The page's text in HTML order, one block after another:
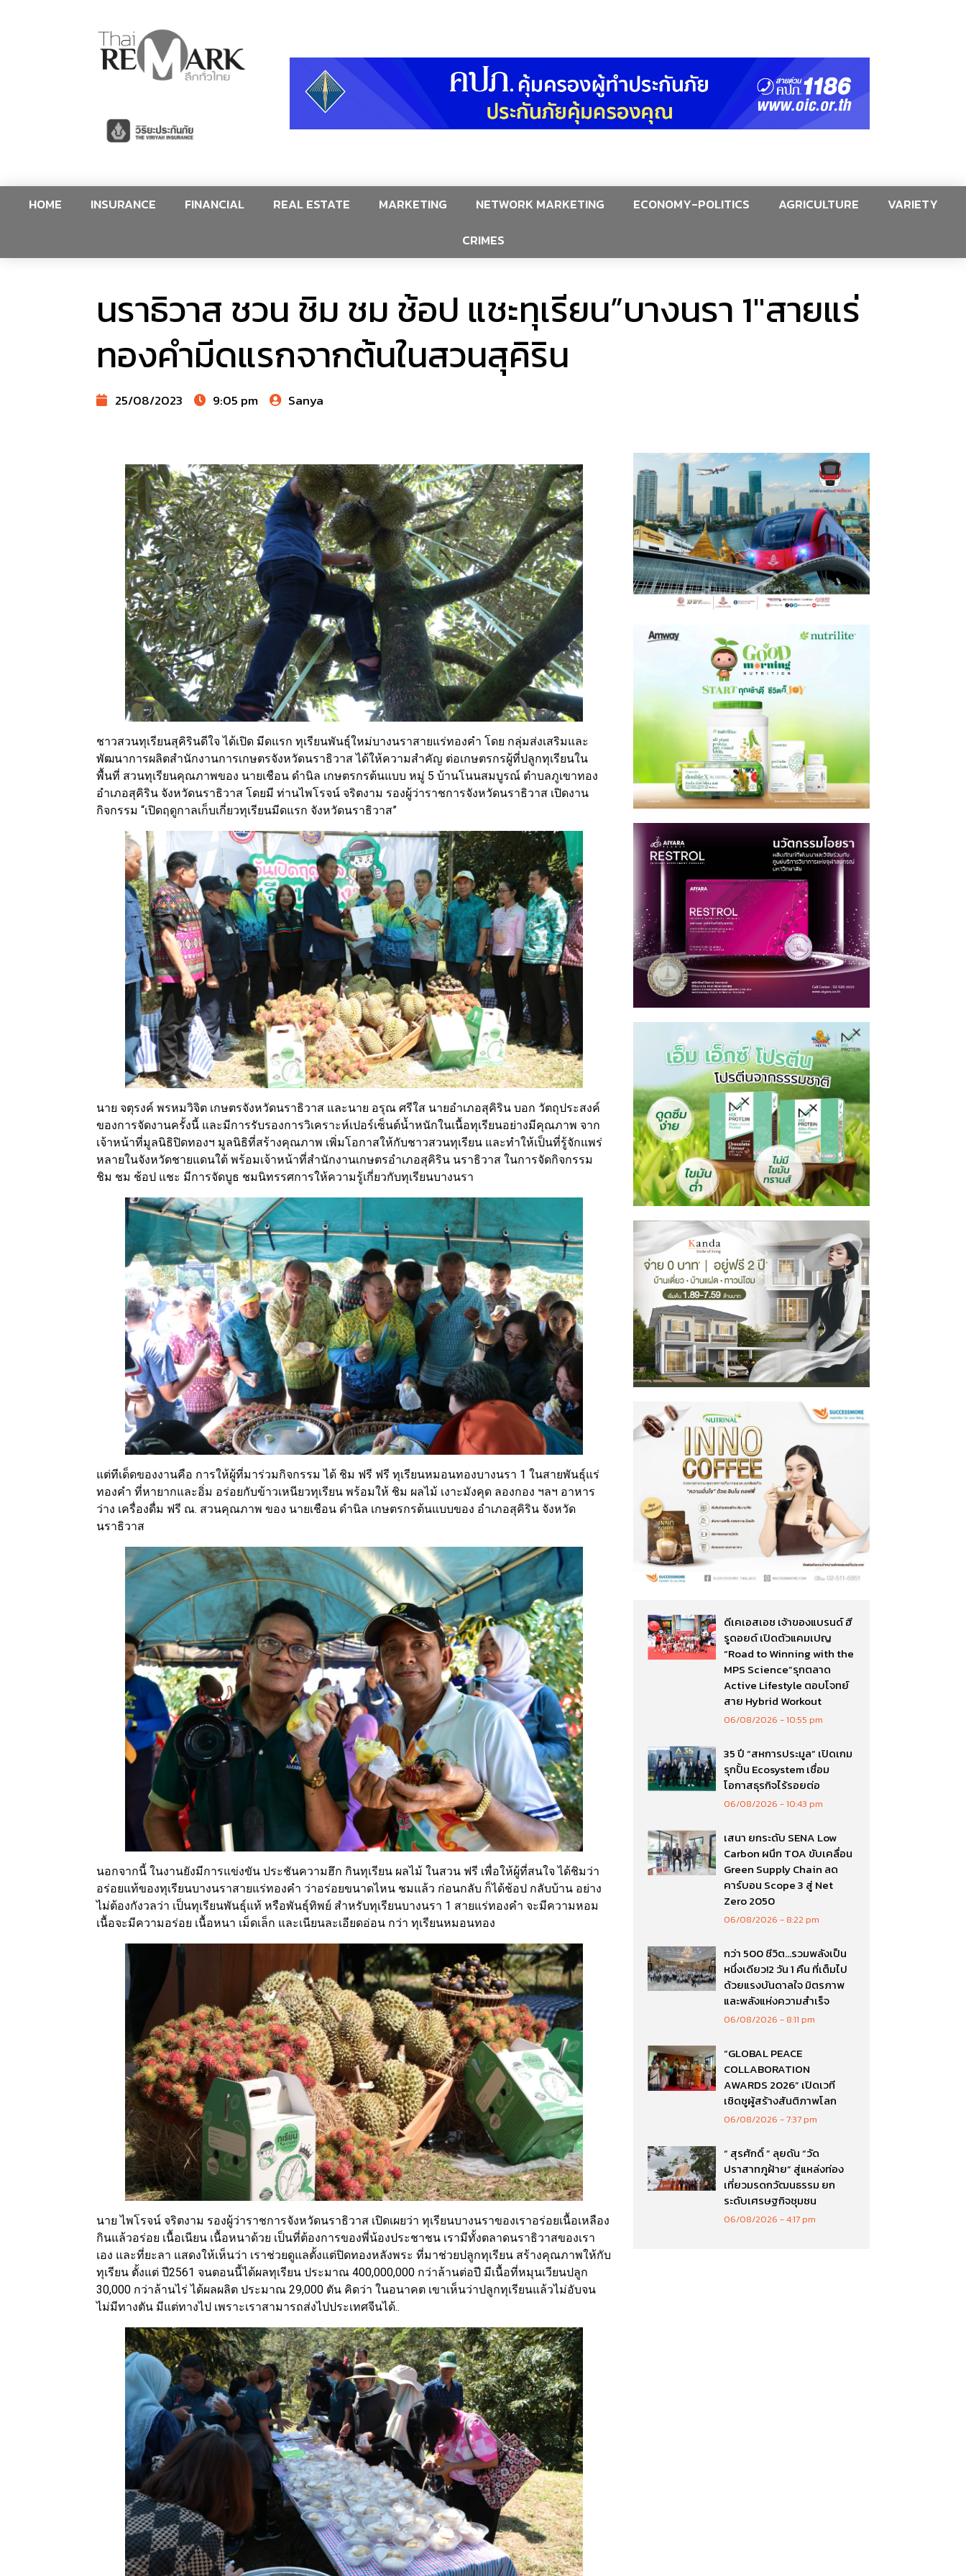
HOME INSURANCE FINANCIAL REAL ESTATE MARKETING NETWORK MARKETING ECONOMY-POLITICS AGRICULTURE
VARIETY
CRIMES
นราธิวาส ชวน ชิม ชม ช้อป แชะทุเรียน”บางนรา 1″สายแร่
ทองคำมีดแรกจากต้นในสวนสุคิริน
25/08/2023 9:05 pm Sanya
ชาวสวนทุเรียนสุคิรินดีใจ ได้เปิด มีดแรก ทุเรียนพันธุ์ใหม่บางนราสายแร่ทองคำ โดย กลุ่มส่งเสริมและ
พัฒนาการผลิตสำนักงานการเกษตรจังหวัดนราธิวาส ได้ให้ความสำคัญ ต่อเกษตรกรผู้ที่ปลูกทุเรียนใน
พื้นที่ สวนทุเรียนคุณภาพของ นายเชือน ดำนิล เกษตรกรต้นแบบ หมู่ 5 บ้านโนนสมบูรณ์ ตำบลภูเขาทอง
อำเภอสุคิริน จังหวัดนราธิวาส โดยมี ท่านไพโรจน์ จริตงาม รองผู้ว่าราชการจังหวัดนราธิวาส เปิดงาน
กิจกรรม “เปิดฤดูกาลเก็บเกี่ยวทุเรียนมีดแรก จังหวัดนราธิวาส”
นาย จตุรงค์ พรหมวิจิต เกษตรจังหวัดนราธิวาส และนาย อรุณ ศรีใส นายอำเภอสุคิริน บอก วัตถุประสงค์
ของการจัดงานครั้งนี้ และมีการรับรองการวิเคราะห์เปอร์เซ็นต์น้ำหนักในเนื้อทุเรียนอย่างมีคุณภาพ จาก
เจ้าหน้าที่มูลนิธิปิดทองฯ มูลนิธิที่สร้างคุณภาพ เพิ่มโอกาสให้กับชาวสวนทุเรียน และทำให้เป็นที่รู้จักแพร่
หลายในจังหวัดชายแดนใต้ พร้อมเจ้าหน้าที่สำนักงานเกษตรอำเภอสุคิริน นราธิวาส ในการจัดกิจกรรม
ชิม ชม ช้อป แชะ มีการจัดบูธ ชมนิทรรศการให้ความรู้เกี่ยวกับทุเรียนบางนรา
แต่ทีเด็ดของงานคือ การให้ผู้ที่มาร่วมกิจกรรม ได้ ชิม ฟรี ฟรี ทุเรียนหมอนทองบางนรา 1 ในสายพันธุ์แร่
ทองคำ ที่หายากและอิ่ม อร่อยกับข้าวเหนียวทุเรียน พร้อมให้ ชิม ผลไม้ เงาะมังคุด ลองกอง ฯลฯ อาหาร
ว่าง เครื่องดื่ม ฟรี ณ. สวนคุณภาพ ของ นายเชือน ดำนิล เกษตรกรต้นแบบของ อำเภอสุคิริน จังหวัด
นราธิวาส
นอกจากนี้ ในงานยังมีการแข่งขัน ประชันความฮึก กินทุเรียน ผลไม้ ในสวน ฟรี เพื่อให้ผู้ที่สนใจ ได้ชิมว่า
อร่อยแท้ของทุเรียนบางนราสายแร่ทองคำ ว่าอร่อยขนาดไหน ชมแล้ว ก่อนกลับ ก็ได้ช้อป กลับบ้าน อย่าง
ไม่ต้องกังวลว่า เป็นทุเรียนพันธุ์แท้ หรือพันธุ์ทิพย์ สำหรับทุเรียนบางนรา 1 สายแร่ทองคำ จะมีความหอม
เนื้อจะมีความอร่อย เนื้อหนา เม็ดเล็ก และเนียนละเอียดอ่อน กว่า ทุเรียนหมอนทอง
นาย ไพโรจน์ จริตงาม รองผู้ว่าราชการจังหวัดนราธิวาส เปิดเผยว่า ทุเรียนบางนราของเราอร่อยเนื้อเหลือง
กินแล้วอร่อย เนื้อเนียน เนื้อหนาด้วย เป็นที่ต้องการของพี่น้องประชาชน เรามีทั้งตลาดนราธิวาสของเรา
เอง และที่ยะลา แสดงให้เห็นว่า เราช่วยดูแลตั้งแต่ปิดทองหลังพระ ที่มาช่วยปลูกทุเรียน สร้างคุณภาพให้กับ
ทุเรียน ตั้งแต่ ปี2561 จนตอนนี้ได้ผลทุเรียน ประมาณ 400,000,000 กว่าล้านต่อปี มีเนื้อที่หมุนเวียนปลูก
30,000 กว่าล้านไร่ ได้ผลผลิต ประมาณ 29,000 ตัน คิดว่า ในอนาคต เขาเห็นว่าปลูกทุเรียนแล้วไม่อับจน
ไม่มีทางตัน มีแต่ทางไป เพราะเราสามารถส่งไปประเทศจีนได้..
ดีเคเอสเอช เจ้าของแบรนด์ ฮี
รูดอยด์ เปิดตัวแคมเปญ
“Road to Winning with the
MPS Science”รุกตลาด
Active Lifestyle ตอบโจทย์
สาย Hybrid Workout
06/08/2026 10:55 pm
35 ปี “สหการประมูล” เปิดเกม
รุกปั้น Ecosystem เชื่อม
โอกาสธุรกิจไร้รอยต่อ
06/08/2026 10:43 pm
เสนา ยกระดับ SENA Low
Carbon ผนึก TOA ขับเคลื่อน
Green Supply Chain ลด
คาร์บอน Scope 3 สู่ Net
Zero 2050
06/08/2026 8:22 pm
กว่า 500 ชีวิต…รวมพลังเป็น
หนึ่งเดียว!2 วัน 1 คืน ที่เต็มไป
ด้วยแรงบันดาลใจ มิตรภาพ
และพลังแห่งความสำเร็จ
06/08/2026 8:11 pm
“GLOBAL PEACE
COLLABORATION
AWARDS 2026” เปิดเวที
เชิดชูผู้สร้างสันติภาพโลก
06/08/2026 7:37 pm
“ สุรศักดิ์ ” ลุยดัน “วัด
ปราสาทภูฝ้าย” สู่แหล่งท่อง
เที่ยวมรดกวัฒนธรรม ยก
ระดับเศรษฐกิจชุมชน
06/08/2026 4:17 pm